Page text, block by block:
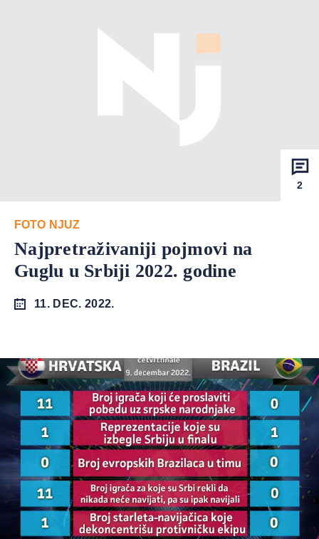
2
FOTO NJUZ
Najpretraživaniji pojmovi na
Guglu u Srbiji 2022. godine
11. DEC. 2022.